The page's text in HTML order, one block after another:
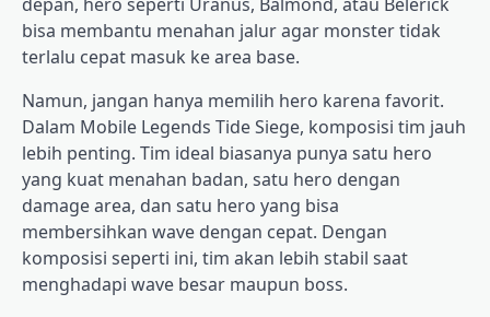
bisa membantu menahan jalur agar monster tidak
terlalu cepat masuk ke area base.
Namun, jangan hanya memilih hero karena favorit.
Dalam Mobile Legends Tide Siege, komposisi tim jauh
lebih penting. Tim ideal biasanya punya satu hero
yang kuat menahan badan, satu hero dengan
damage area, dan satu hero yang bisa
membersihkan wave dengan cepat. Dengan
komposisi seperti ini, tim akan lebih stabil saat
menghadapi wave besar maupun boss.